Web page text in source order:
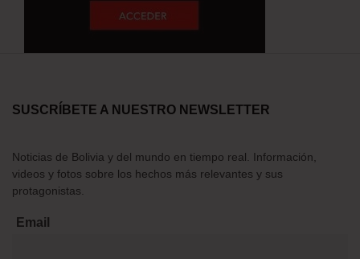
SUSCRÍBETE A NUESTRO NEWSLETTER
Noticias de Bolivia y del mundo en tiempo real. Información,
videos y fotos sobre los hechos más relevantes y sus
protagonistas.
Email